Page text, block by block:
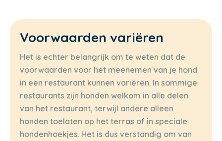
Voorwaarden variëren
Het is echter belangrijk om te weten dat de
voorwaarden voor het meenemen van je hond
in een restaurant kunnen variëren. In sommige
restaurants zijn honden welkom in alle delen
van het restaurant, terwijl andere alleen
honden toelaten op het terras of in speciale
hondenhoekjes. Het is dus verstandig om van